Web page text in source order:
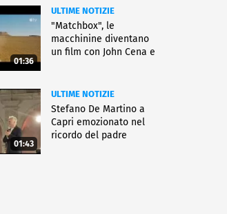
01:36
ULTIME NOTIZIE
"Matchbox", le
macchinine diventano
un film con John Cena e
01:43
ULTIME NOTIZIE
Stefano De Martino a
Capri emozionato nel
ricordo del padre